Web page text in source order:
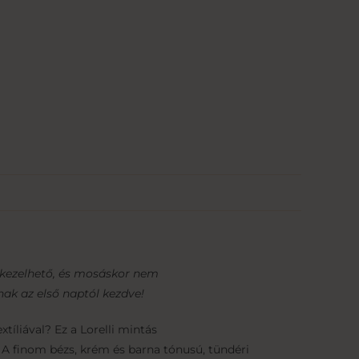
és mosáskor nem
az első naptól kezdve!
Ez a Lorelli mintás
finom bézs, krém és barna tónusú, tündéri